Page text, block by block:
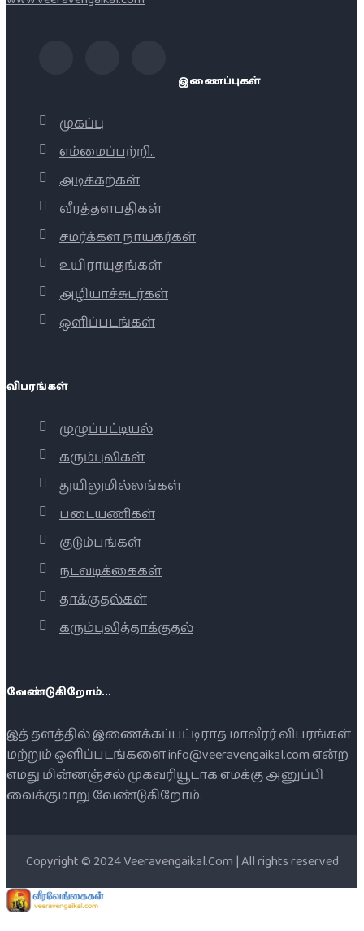
இணைப்புகள்
முகப்பு
எம்மைப்பற்றி..
அடிக்கற்கள்
வீரத்தளபதிகள்
சமர்க்கள நாயகர்கள்
உயிராயுதங்கள்
அழியாச்சுடர்கள்
ஒளிப்படங்கள்
விபரங்கள்
முழுப்பட்டியல்
கரும்புலிகள்
துயிலுமில்லங்கள்
படையணிகள்
குடும்பங்கள்
நடவடிக்கைகள்
தாக்குதல்கள்
கரும்புலித்தாக்குதல்
வேண்டுகிறோம்...
இத் தளத்தில் இணைக்கப்பட்டிராத மாவீரர் விபரங்கள்
மற்றும் ஒளிப்படங்களை info@veeravengaikal.com என்ற
எமது மின்னஞ்சல் முகவரியூடாக எமக்கு அனுப்பி
வைக்குமாறு வேண்டுகிறோம்.
Copyright © 2024 Veeravengaikal.Com | All rights reserved